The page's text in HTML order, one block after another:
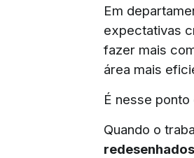
Em
expectativas
fazer mais
área mais
É nesse
Quando o